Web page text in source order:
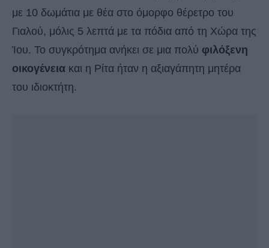
με 10 δωμάτια με θέα στο όμορφο θέρετρο του
Γιαλού, μόλις 5 λεπτά με τα πόδια από τη Χώρα της
Ίου. Το συγκρότημα ανήκει σε μια πολύ φιλόξενη
οικογένεια και η Ρίτα ήταν η αξιαγάπητη μητέρα
του ιδιοκτήτη.